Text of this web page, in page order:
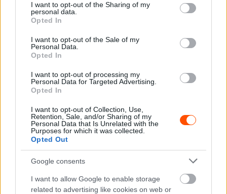
not limited to your visit or usage behaviour. You may click to
grant or deny consent to Google and its third-party tags to
use your data for below specified purposes in below Google
consent section.
I want to opt-out of the Sharing of my
personal data.
Opted In
I want to opt-out of the Sale of my
Personal Data.
Opted In
I want to opt-out of processing my
Personal Data for Targeted Advertising.
Opted In
I want to opt-out of Collection, Use,
Retention, Sale, and/or Sharing of my
Personal Data that Is Unrelated with the
Purposes for which it was collected.
Opted Out
Google consents
I want to allow Google to enable storage
related to advertising like cookies on web or
Krózser Menya nagyon nehéz hétvégéje
Mihályi Csaba - 2022. március 14.